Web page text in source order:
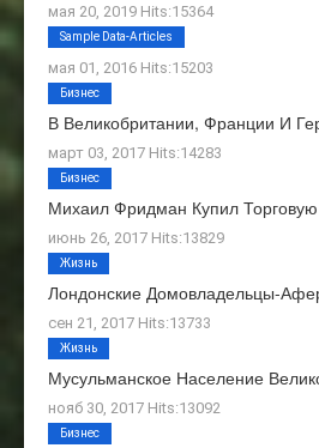
мая 20, 2019 Hits:15364
О Нас
мая 01, 2016 Hits:15203
Sample Data-Articles
В Великобритании, Франции И
март 03, 2017 Hits:14283
Бизнес
Михаил Фридман Купил
июнь 26, 2017 Hits:13829
Бизнес
Лондонские Домовладельцы-
сен 21, 2017 Hits:13733
Жизнь
Мусульманское Население
нояб 30, 2017 Hits:13092
Жизнь
Бизнес